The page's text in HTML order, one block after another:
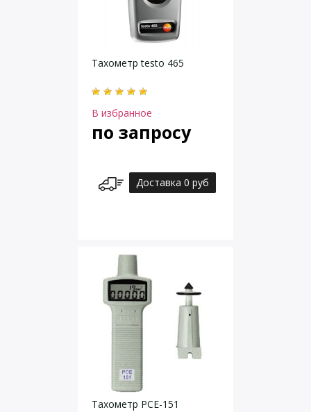
Тахометр testo 465
В избранное
по запросу
Доставка 0 руб
Тахометр PCE-151